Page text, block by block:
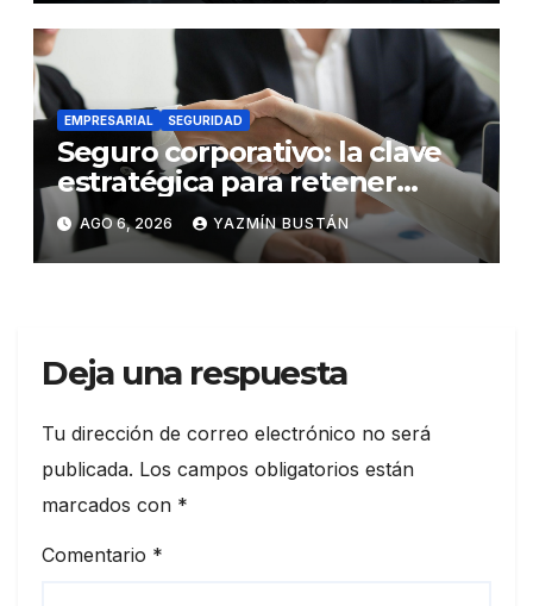
EMPRESARIAL SEGURIDAD
Seguro corporativo: la clave
estratégica para retener
talento en Ecuador
AGO 6, 2026 YAZMÍN BUSTÁN
Deja una respuesta
Tu dirección de correo electrónico no será
publicada. Los campos obligatorios están
marcados con *
Comentario *